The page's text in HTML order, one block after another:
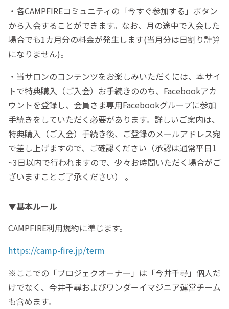
・各CAMPFIREコミュニティの「今すぐ参加する」ボタン
から入会することができます。なお、月の途中で入会した
場合でも1カ月分の料金が発生します(当月分は日割り計算
になりません)。
・当サロンのコンテンツをお楽しみいただくには、本サイ
トで特典購入（ご入会）お手続きののち、Facebookアカ
ウントを登録し、会員さま専用Facebookグループに参加
手続きをしていただく必要があります。詳しいご案内は、
特典購入（ご入会）手続き後、ご登録のメールアドレス宛
で差し上げますので、ご確認ください（承認は通常平日1
~3日以内で行われますので、少々お時間いただく場合がご
ざいますことご了承ください） 。
▼基本ルール
CAMPFIRE利用規約に準じます。
https://camp-fire.jp/term
※ここでの「プロジェクオーナー」は「今井千尋」個人だ
けでなく、今井千尋およびワンダーイマジニア運営チーム
も含めます。